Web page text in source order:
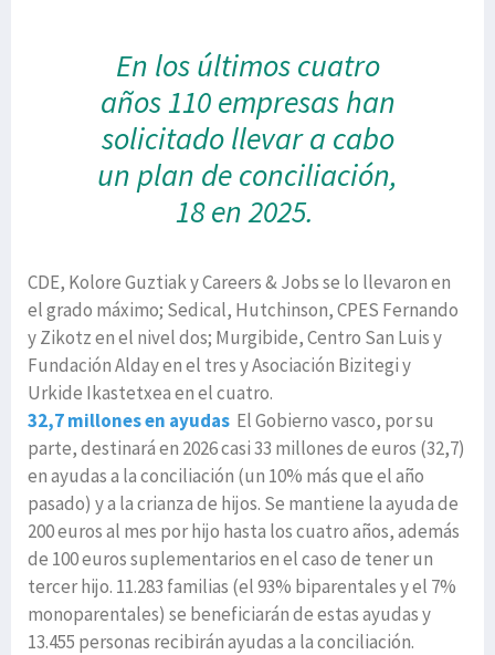
En los últimos cuatro
años 110 empresashan
solicitado llevar a cabo
un plan de conciliación,
18 en 2025.
CDE, Kolore Guztiak y Careers & Jobs se lo llevaron en
el grado máximo; Sedical, Hutchinson, CPES Fernando
y Zikotz en el nivel dos; Murgibide, Centro San Luis y
Fundación Alday en el tres y Asociación Bizitegi y
Urkide Ikastetxea en el cuatro.
32,7 millones en ayudas El Gobierno vasco, por su
parte, destinará en 2026 casi 33 millones de euros (32,7)
en ayudas a la conciliación (un 10% más que el año
pasado) y a la crianza de hijos. Se mantiene la ayuda de
200 euros al mes por hijo hasta los cuatro años, además
de 100 euros suplementarios en el caso de tener un
tercer hijo. 11.283 familias (el 93% biparentales y el 7%
monoparentales) se beneficiarán de estas ayudas y
13.455 personas recibirán ayudas a la conciliación.